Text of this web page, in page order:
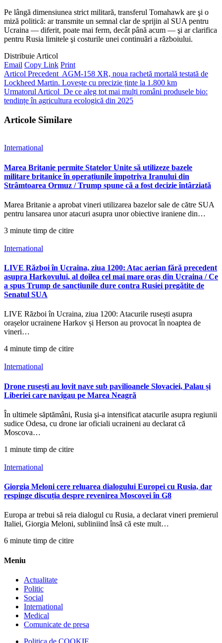
Pe lângă dimensiunea strict militară, transferul Tomahawk are şi o
miză politică: ar transmite un semnal clar de sprijin al SUA pentru
Ucraina — diferit, poate mai ferm, decât până acum — şi ar clarifica
pentru Rusia limitele şi costurile unei continuări a războiului.
Distribuie Articol
Email Copy Link Print
Articol Precedent AGM-158 XR, noua rachetă mortală testată de
Lockheed Martin. Lovește cu precizie ținte la 1.800 km
Urmatorul Articol De ce aleg tot mai mulți români produsele bio:
tendințe în agricultura ecologică din 2025
Articole Similare
International
Marea Britanie permite Statelor Unite să utilizeze bazele
militare britanice în operațiunile împotriva Iranului din
Strâmtoarea Ormuz / Trump spune că a fost decizie întârziată
Marea Britanie a aprobat vineri utilizarea bazelor sale de către SUA
pentru lansarea unor atacuri asupra unor obiective iraniene din…
3 minute timp de citire
International
LIVE Război în Ucraina, ziua 1200: Atac aerian fără precedent
asupra Harkovului, al doilea cel mai mare oraș din Ucraina / Ce
a spus Trump de sancțiunile dure contra Rusiei pregătite de
Senatul SUA
LIVE Război în Ucraina, ziua 1200: Atacurile rusești asupra
orașelor ucrainene Harkov și Herson au provocat în noaptea de
vineri…
4 minute timp de citire
International
Drone rusești au lovit nave sub pavilioanele Slovaciei, Palau și
Liberiei care navigau pe Marea Neagră
În ultimele săptămâni, Rusia şi-a intensificat atacurile asupra regiunii
sudice Odesa, cu drone iar oficiali ucraineni au declarat că
Moscova…
1 minute timp de citire
International
Giorgia Meloni cere reluarea dialogului Europei cu Rusia, dar
respinge discuția despre revenirea Moscovei în G8
Europa ar trebui să reia dialogul cu Rusia, a declarat vineri premierul
Italiei, Giorgia Meloni, subliniind însă că este mult…
6 minute timp de citire
Meniu
Actualitate
Politic
Social
International
Medical
Comunicate de presa
Politica de COOKIE